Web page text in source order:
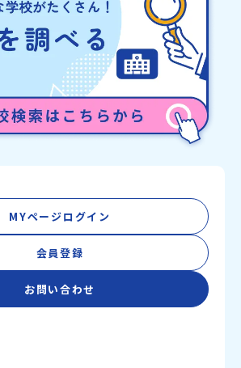
MYページログイン
会員登録
お問い合わせ